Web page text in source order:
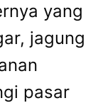
yang
jagung
pasar